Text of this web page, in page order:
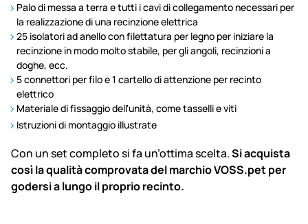
Palo di messa a terra e tutti i cavi di collegamento necessari per
la realizzazione di una recinzione elettrica
25 isolatori ad anello con filettatura per legno per iniziare la
recinzione in modo molto stabile, per gli angoli, recinzioni a
doghe, ecc.
5 connettori per filo e 1 cartello di attenzione per recinto
elettrico
Materiale di fissaggio dell'unità, come tasselli e viti
Istruzioni di montaggio illustrate
Con un set completo si fa un’ottima scelta.Si acquista
così la qualità comprovata del marchio VOSS.pet per
godersi a lungo il proprio recinto.